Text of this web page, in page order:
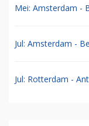
Mei: Amsterdam -
Jul: Amsterdam -
Jul: Rotterdam -